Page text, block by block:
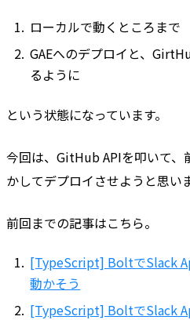
ローカルで動くところまで
GAEへのデプロイと、
るように
という状態になっています。
今回は、GitHub APIを叩いて
かしてデプロイさせようと思い
前回までの記事はこちら。
[TypeScript] BoltでSlack
動かそう
[TypeScript] BoltでSlack